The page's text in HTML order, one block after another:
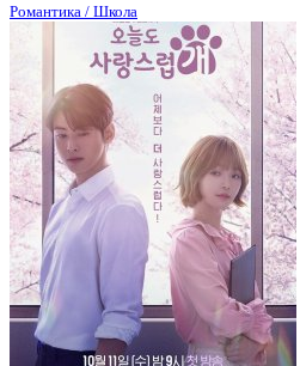
Романтика / Школа